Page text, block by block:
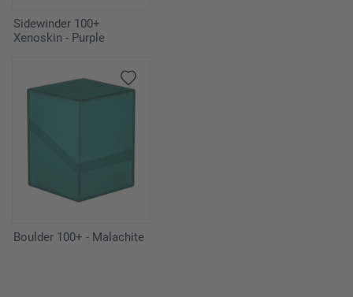
Sidewinder 100+
Xenoskin - Purple
Boulder 100+ - Malachite